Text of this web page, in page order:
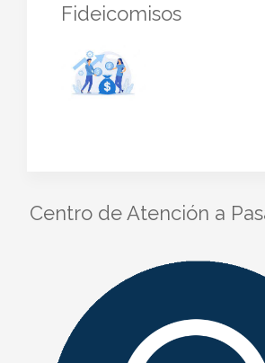
Fideicomisos
Centro de Atención a